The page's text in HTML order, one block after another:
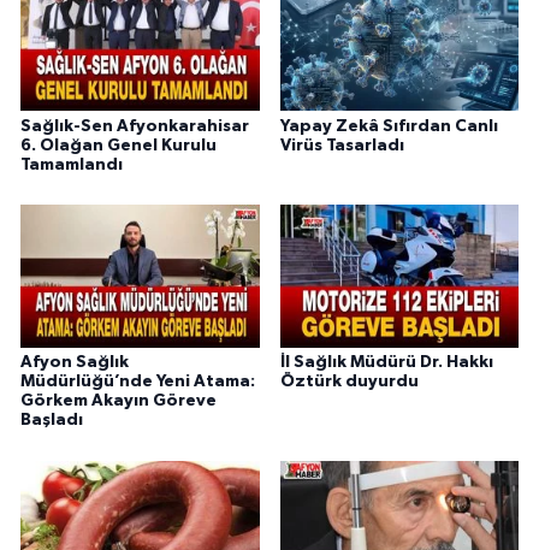
Sağlık-Sen Afyonkarahisar
6. Olağan Genel Kurulu
Tamamlandı
Yapay Zekâ Sıfırdan Canlı
Virüs Tasarladı
Afyon Sağlık
Müdürlüğü’nde Yeni Atama:
Görkem Akayın Göreve
Başladı
İl Sağlık Müdürü Dr. Hakkı
Öztürk duyurdu